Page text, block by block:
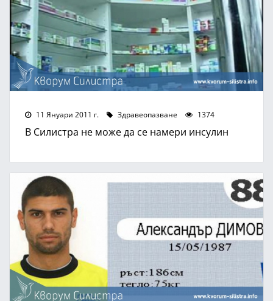
11 Януари 2011 г. Здравеопазване 1374
В Силистра не може да се намери инсулин